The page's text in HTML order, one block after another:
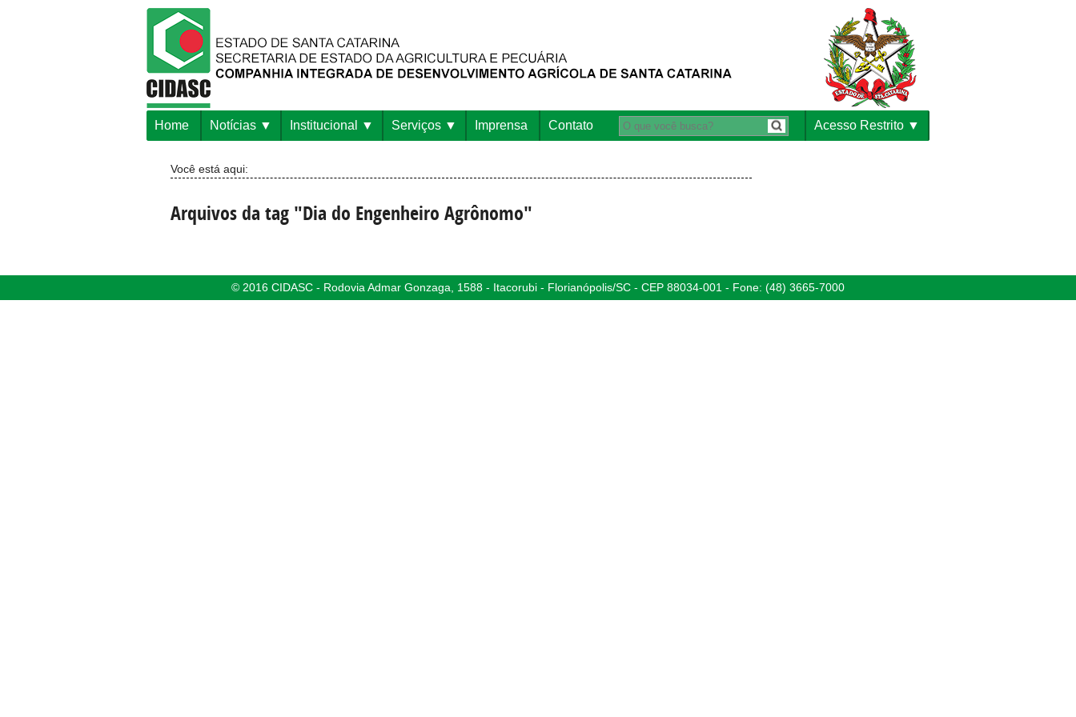
Home Notícias Institucional Serviços Imprensa Contato Acesso Restrito
Você está aqui:
Arquivos da tag "Dia do Engenheiro Agrônomo"
© 2016 CIDASC - Rodovia Admar Gonzaga, 1588 - Itacorubi - Florianópolis/SC - CEP 88034-001 - Fone: (48) 3665-7000